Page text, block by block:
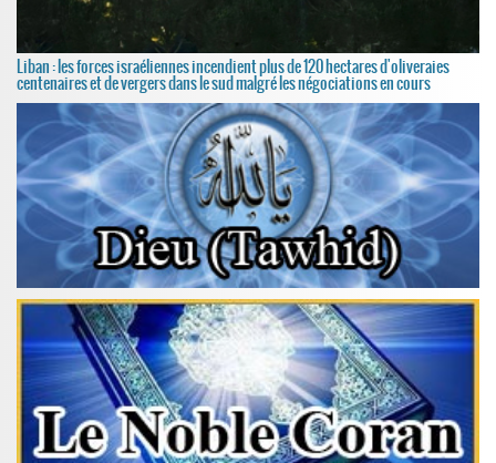
Liban : les forces israéliennes incendient plus de 120 hectares d'oliveraies
centenaires et de vergers dans le sud malgré les négociations en cours